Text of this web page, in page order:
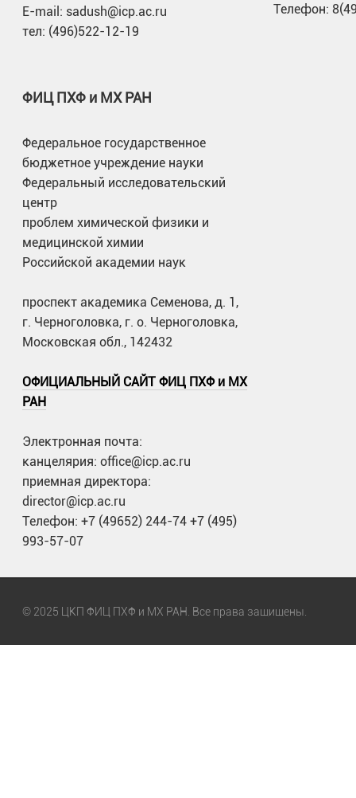
E-mail: sadush@icp.ac.ru
тел: (496)522-12-19
Телефон:
ФИЦ ПХФ и МХ РАН
Федеральное государственное
бюджетное учреждение науки
Федеральный исследовательский
центр
проблем химической физики и
медицинской химии
Российской академии наук
проспект академика Семенова, д. 1,
г. Черноголовка, г. о. Черноголовка,
Московская обл., 142432
ОФИЦИАЛЬНЫЙ САЙТ ФИЦ ПХФ и МХ
РАН
Электронная почта:
канцелярия: office@icp.ac.ru
приемная директора:
director@icp.ac.ru
Телефон: +7 (49652) 244-74 +7 (495)
993-57-07
© 2025 ЦКП ФИЦ ПХФ и МХ РАН. Все права защищены.